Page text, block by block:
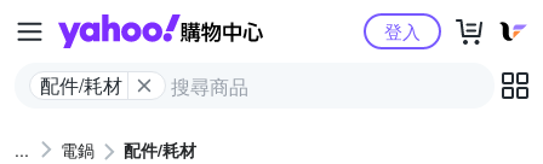
Yahoo購物中心
配件/耗材
登入
電鍋 配件/耗材